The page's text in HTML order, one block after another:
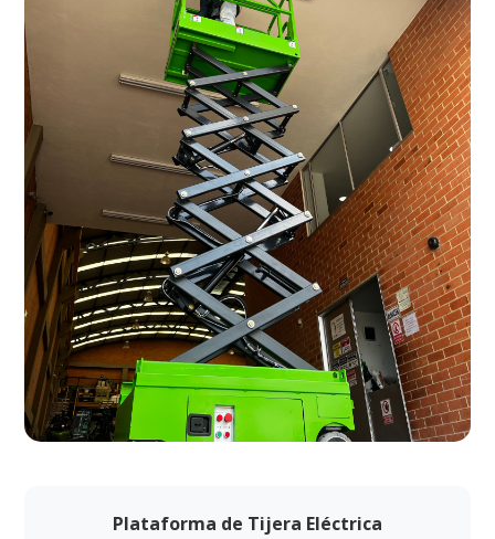
Plataforma de Tijera Eléctrica